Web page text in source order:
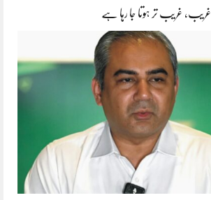
غریب، غریب تر ہوتا جا رہا ہے